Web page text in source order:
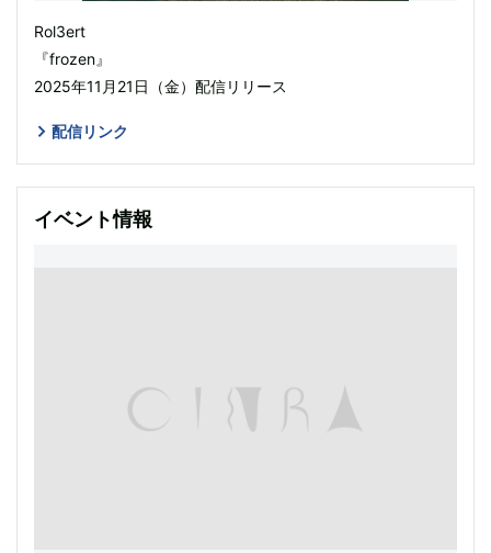
Rol3ert
『frozen』
2025年11月21日（金）配信リリース
配信リンク
イベント情報